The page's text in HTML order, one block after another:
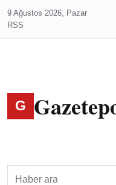
9 Ağustos 2026, Pazar
RSS
G